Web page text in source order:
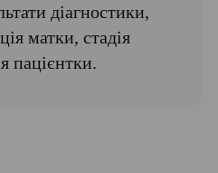
діагностики,
матки, стадія
пацієнтки.